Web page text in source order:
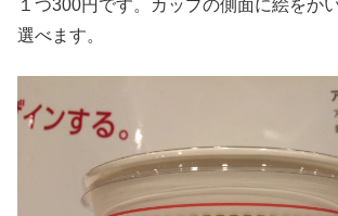
１つ300円です。カップの側面に絵をか
選べます。